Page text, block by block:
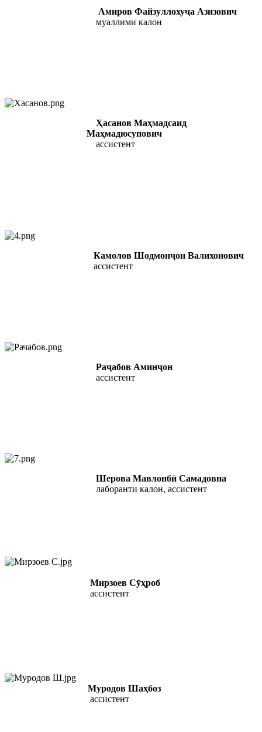
Амиров Файзуллохуҷа Азизович
муаллими калон
Ҳасанов Маҳмадсаид
Маҳмадюсупович
ассистент
Камолов Шодмонҷон Валихонович
ассистент
Раҷабов Аминҷон
ассистент
Шерова Мавлонбӣ Самадовна
лаборанти калон, ассистент
Мирзоев Сӯҳроб
ассистент
Муродов Шаҳбоз
ассистент